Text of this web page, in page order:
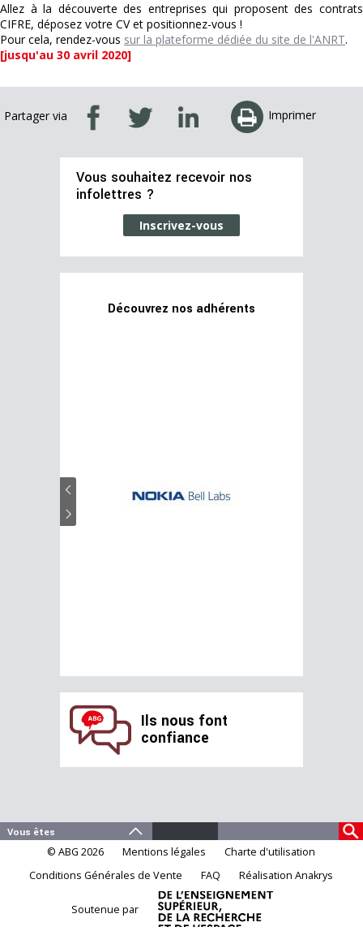
Allez à la découverte des entreprises qui proposent des contrats
CIFRE, déposez votre CV et positionnez-vous !
Pour cela, rendez-vous sur la plateforme dédiée du site de l'ANRT.
[jusqu'au 30 avril 2020]
Partager via Imprimer
Vous souhaitez recevoir nos
infolettres ?
Inscrivez-vous
Découvrez nos adhérents
Ils nous font
confiance
© ABG 2026 Mentions légales
Charte d'utilisation
Conditions Générales de Vente
FAQ Réalisation Anakrys
Soutenue par